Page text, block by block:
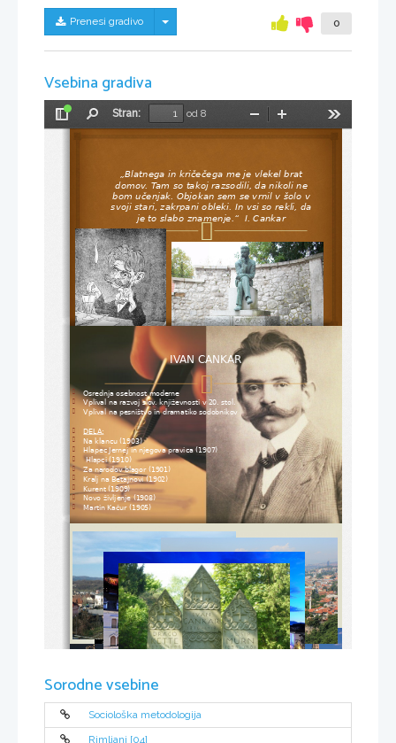
Prenesi gradivo Skrij/prikaži meni 0
Vsebina gradiva
Preklopi
stransko
Stran:
od 8
Pomanjšaj

Blatnega in kričečega me je vlekel brat
domov. Tam so takoj razsodili, da nikoli ne
bom učenjak. Objokan sem se vrnil v šolo v
svoji stari, zakrpani obleki. In vsi so rekli, da
je to slabo znamenje.“  I. Cankar


Osrednja osebnost moderne

Vplival na razvoj slov. književnosti v 20. stol.

Vplival na pesništvo in dramatiko sodobnikov

DELA:

Na klancu (1903)

Hlapec Jernej in njegova pravica (1907)

Hlapci (1910)

Za narodov blagor (1901)

Kralj na Betajnovi (1902)

Kurent (1909)

Novo življenje (1908)

Martin Kačur (1905)
IVAN CANKAR

Sorodne vsebine
Sociološka metodologija
Rimljani [04]